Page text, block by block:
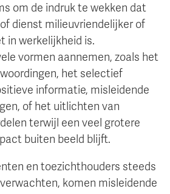
om de indruk te wekken dat
dienst milieuvriendelijker of
in werkelijkheid is.
vormen aannemen, zoals het
het selectief
informatie, misleidende
of het uitlichten van
terwijl een veel grotere
buiten beeld blijft.
en toezichthouders steeds
komen misleidende